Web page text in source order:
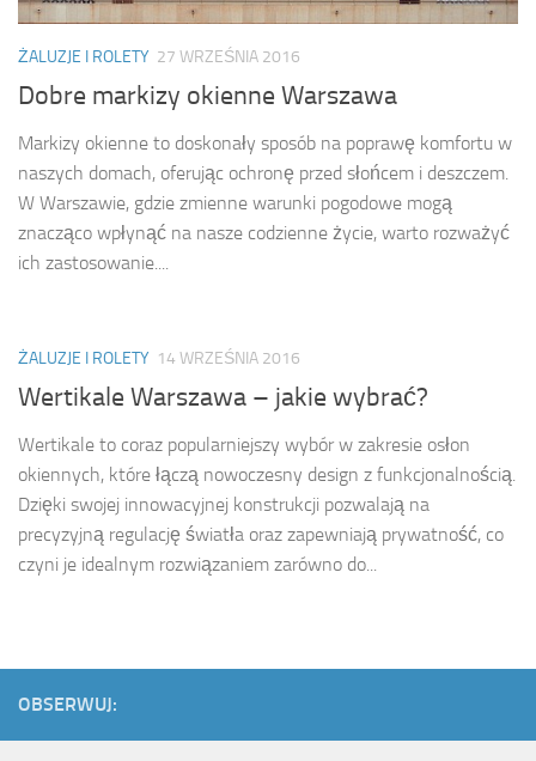
ŻALUZJE I ROLETY 27 WRZEŚNIA 2016
Dobre markizy okienne Warszawa
Markizy okienne to doskonały sposób na poprawę komfortu w
naszych domach, oferując ochronę przed słońcem i deszczem.
W Warszawie, gdzie zmienne warunki pogodowe mogą
znacząco wpłynąć na nasze codzienne życie, warto rozważyć
ich zastosowanie....
ŻALUZJE I ROLETY 14 WRZEŚNIA 2016
Wertikale Warszawa – jakie wybrać?
Wertikale to coraz popularniejszy wybór w zakresie osłon
okiennych, które łączą nowoczesny design z funkcjonalnością.
Dzięki swojej innowacyjnej konstrukcji pozwalają na
precyzyjną regulację światła oraz zapewniają prywatność, co
czyni je idealnym rozwiązaniem zarówno do...
OBSERWUJ: